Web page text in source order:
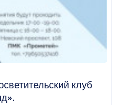
клуб